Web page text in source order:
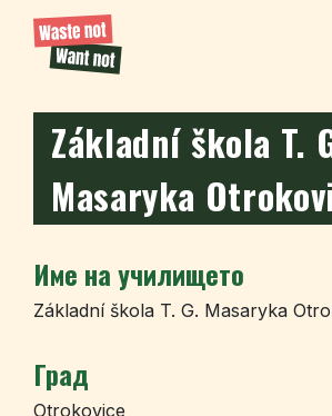
Základní škola T.
Masaryka
Име на училището
Základní škola T. G. Masaryka
Град
Otrokovice